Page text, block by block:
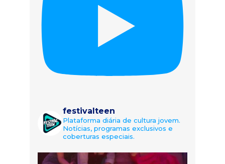
festivalteen
Plataforma diária de cultura jovem.
Notícias, programas exclusivos e
coberturas especiais.